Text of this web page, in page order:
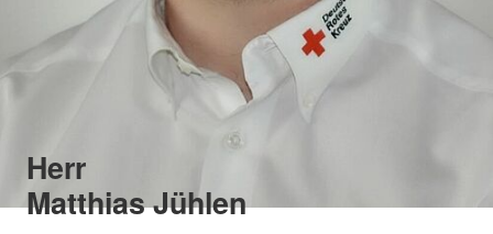
Herr
Matthias Jühlen